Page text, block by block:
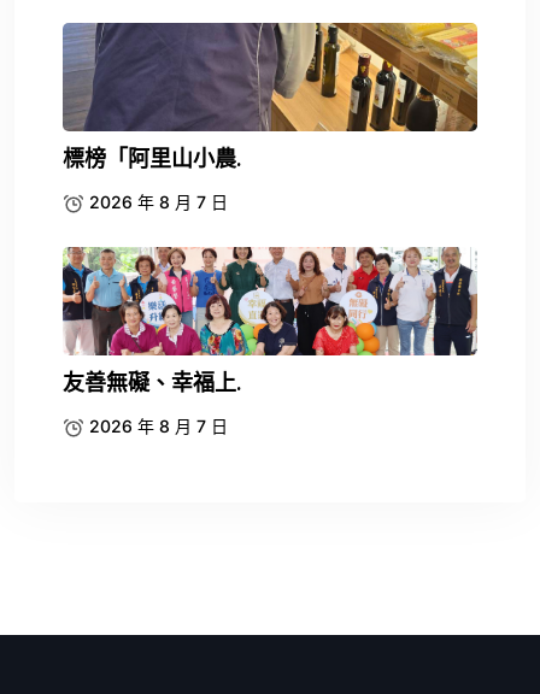
標榜「阿里山小農.
2026 年 8 月 7 日
友善無礙、幸福上.
2026 年 8 月 7 日